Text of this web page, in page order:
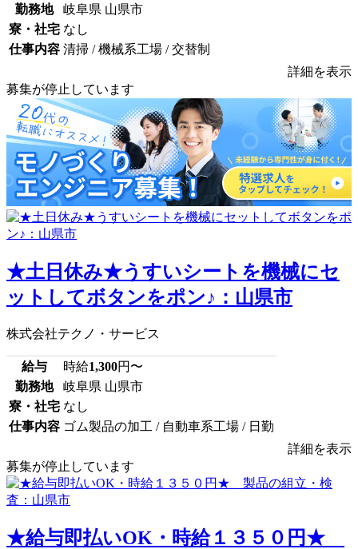
勤務地
岐阜県 山県市
寮・社宅 なし
仕事内容 清掃 / 機械系工場 / 交替制
詳細を表示
募集が停止しています
★土日休み★うすいシートを機械にセ
ットしてボタンをポン♪：山県市
株式会社テクノ・サービス
給与 時給1,300円〜
勤務地
岐阜県 山県市
寮・社宅 なし
仕事内容 ゴム製品の加工 / 自動車系工場 / 日勤
詳細を表示
募集が停止しています
★給与即払いOK・時給１３５０円★